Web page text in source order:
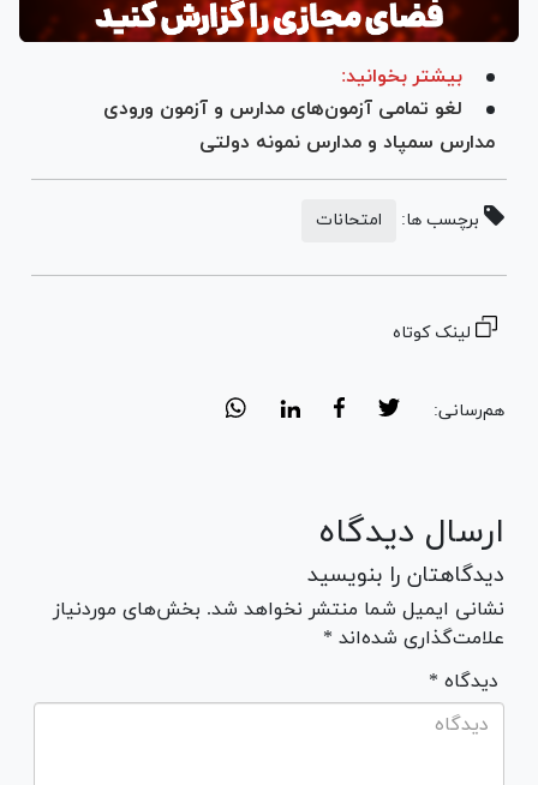
بیشتر بخوانید:
لغو تمامی آزمون‌های مدارس و آزمون ورودی
مدارس سمپاد و مدارس نمونه دولتی
برچسب ها: امتحانات
لینک کوتاه
هم‌رسانی:
ارسال دیدگاه
دیدگاهتان را بنویسید
نشانی ایمیل شما منتشر نخواهد شد. بخش‌های موردنیاز
علامت‌گذاری شده‌اند *
* دیدگاه